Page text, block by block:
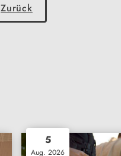
Zurück
5
Aug. 2026